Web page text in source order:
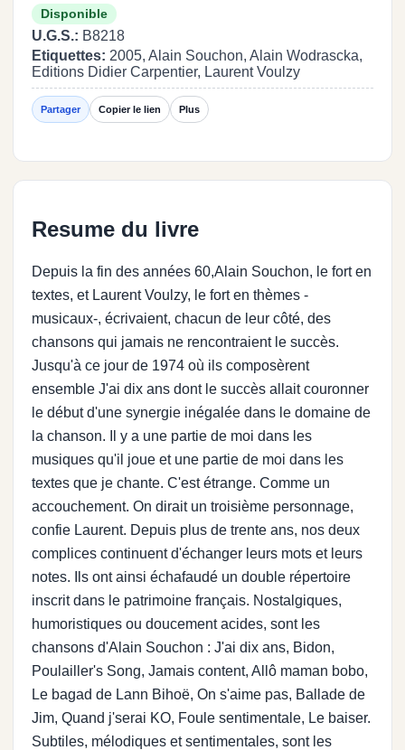
Disponible
U.G.S.: B8218
Etiquettes: 2005, Alain Souchon, Alain Wodrascka,
Editions Didier Carpentier, Laurent Voulzy
Partager Copier le lien Plus
Resume du livre
Depuis la fin des années 60,Alain Souchon, le fort en
textes, et Laurent Voulzy, le fort en thèmes -
musicaux-, écrivaient, chacun de leur côté, des
chansons qui jamais ne rencontraient le succès.
Jusqu'à ce jour de 1974 où ils composèrent
ensemble J'ai dix ans dont le succès allait couronner
le début d'une synergie inégalée dans le domaine de
la chanson. Il y a une partie de moi dans les
musiques qu'il joue et une partie de moi dans les
textes que je chante. C'est étrange. Comme un
accouchement. On dirait un troisième personnage,
confie Laurent. Depuis plus de trente ans, nos deux
complices continuent d'échanger leurs mots et leurs
notes. Ils ont ainsi échafaudé un double répertoire
inscrit dans le patrimoine français. Nostalgiques,
humoristiques ou doucement acides, sont les
chansons d'Alain Souchon : J'ai dix ans, Bidon,
Poulailler's Song, Jamais content, Allô maman bobo,
Le bagad de Lann Bihoë, On s'aime pas, Ballade de
Jim, Quand j'serai KO, Foule sentimentale, Le baiser.
Subtiles, mélodiques et sentimentales, sont les